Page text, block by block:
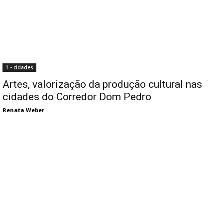
1 - cidades
Artes, valorização da produção cultural nas
cidades do Corredor Dom Pedro
Renata Weber